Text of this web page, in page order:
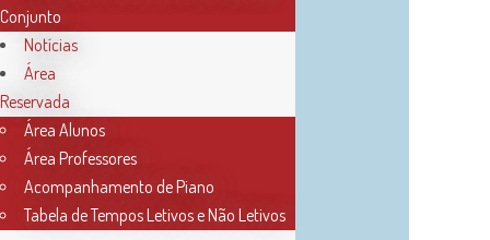
Conjunto
Notícias
Área
Reservada
Área Alunos
Área Professores
Acompanhamento de Piano
Tabela de Tempos Letivos e Não Letivos